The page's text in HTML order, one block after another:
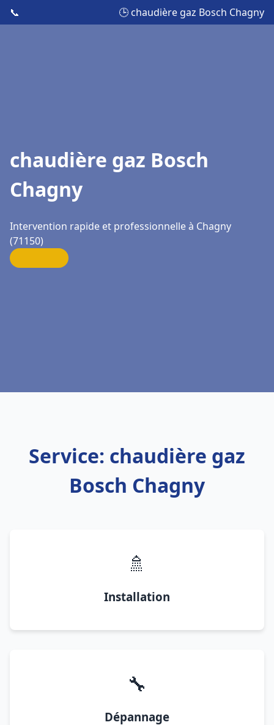
📞 🕒 chaudière gaz Bosch Chagny
chaudière gaz Bosch
Chagny
Intervention rapide et professionnelle à Chagny
(71150)
Service: chaudière gaz
Bosch Chagny
🚿
Installation
🔧
Dépannage